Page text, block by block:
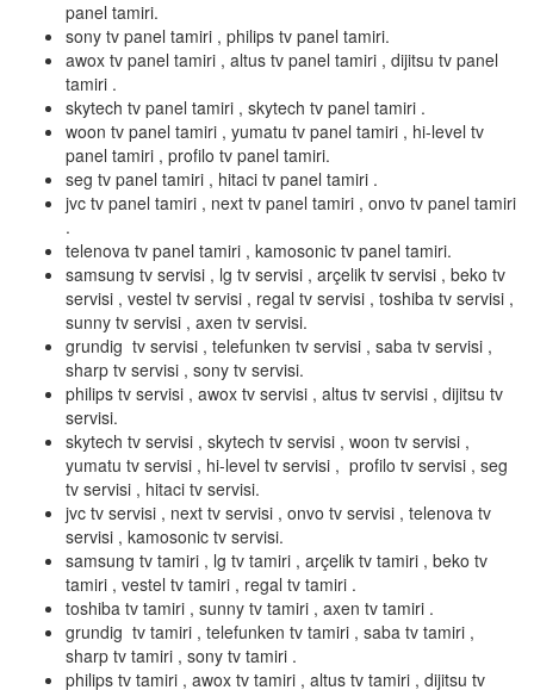
panel tamiri.
sony tv panel tamiri , philips tv panel tamiri.
awox tv panel tamiri , altus tv panel tamiri , dijitsu tv panel
tamiri .
skytech tv panel tamiri , skytech tv panel tamiri .
woon tv panel tamiri , yumatu tv panel tamiri , hi-level tv
panel tamiri , profilo tv panel tamiri.
seg tv panel tamiri , hitaci tv panel tamiri .
jvc tv panel tamiri , next tv panel tamiri , onvo tv panel tamiri
.
telenova tv panel tamiri , kamosonic tv panel tamiri.
samsung tv servisi , lg tv servisi , arçelik tv servisi , beko tv
servisi , vestel tv servisi , regal tv servisi , toshiba tv servisi ,
sunny tv servisi , axen tv servisi.
grundig tv servisi , telefunken tv servisi , saba tv servisi ,
sharp tv servisi , sony tv servisi.
philips tv servisi , awox tv servisi , altus tv servisi , dijitsu tv
servisi.
skytech tv servisi , skytech tv servisi , woon tv servisi ,
yumatu tv servisi , hi-level tv servisi , profilo tv servisi , seg
tv servisi , hitaci tv servisi.
jvc tv servisi , next tv servisi , onvo tv servisi , telenova tv
servisi , kamosonic tv servisi.
samsung tv tamiri , lg tv tamiri , arçelik tv tamiri , beko tv
tamiri , vestel tv tamiri , regal tv tamiri .
toshiba tv tamiri , sunny tv tamiri , axen tv tamiri .
grundig tv tamiri , telefunken tv tamiri , saba tv tamiri ,
sharp tv tamiri , sony tv tamiri .
philips tv tamiri , awox tv tamiri , altus tv tamiri , dijitsu tv